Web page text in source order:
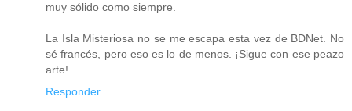
muy sólido como siempre.
La Isla Misteriosa no se me escapa esta vez de BDNet. No
sé francés, pero eso es lo de menos. ¡Sigue con ese peazo
arte!
Responder